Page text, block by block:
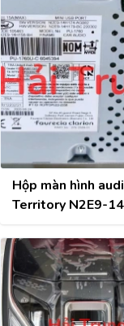
Hộp màn hình
Territory N2E9-